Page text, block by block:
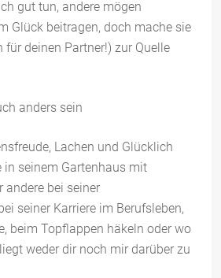
gut tun, andere mögen
Glück beitragen, doch mache sie
deinen Partner!) zur Quelle
Lachen und Glücklich
in seinem Gartenhaus mit
andere bei seiner
seiner Karriere im Berufsleben,
beim Topflappen häkeln oder wo
weder dir noch mir darüber zu